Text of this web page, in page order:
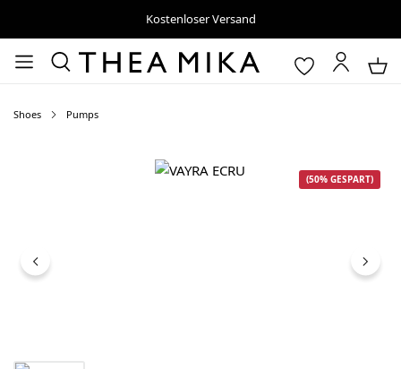
Kostenloser Versand
Shoes Pumps
Bildergalerie überspringen
(50% GESPART)